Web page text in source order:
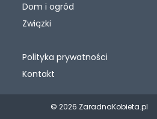
Dom i ogród
Związki
Polityka prywatności
Kontakt
© 2026 ZaradnaKobieta.pl